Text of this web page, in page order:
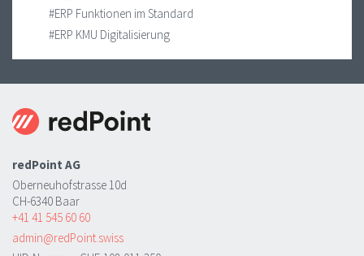
#ERP Funktionen im Standard
#ERP KMU Digitalisierung
redPoint AG
Oberneuhofstrasse 10d
CH-6340 Baar
+41 41 545 60 60
admin@redPoint.swiss